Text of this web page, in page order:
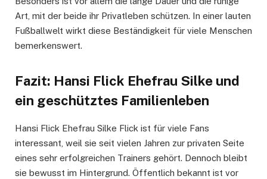
Art, mit der beide ihr Privatleben schützen. In einer lauten
Fußballwelt wirkt diese Beständigkeit für viele Menschen
bemerkenswert.
Fazit: Hansi Flick Ehefrau Silke und
ein geschütztes Familienleben
Hansi Flick Ehefrau Silke Flick ist für viele Fans
interessant, weil sie seit vielen Jahren zur privaten Seite
eines sehr erfolgreichen Trainers gehört. Dennoch bleibt
sie bewusst im Hintergrund. Öffentlich bekannt ist vor